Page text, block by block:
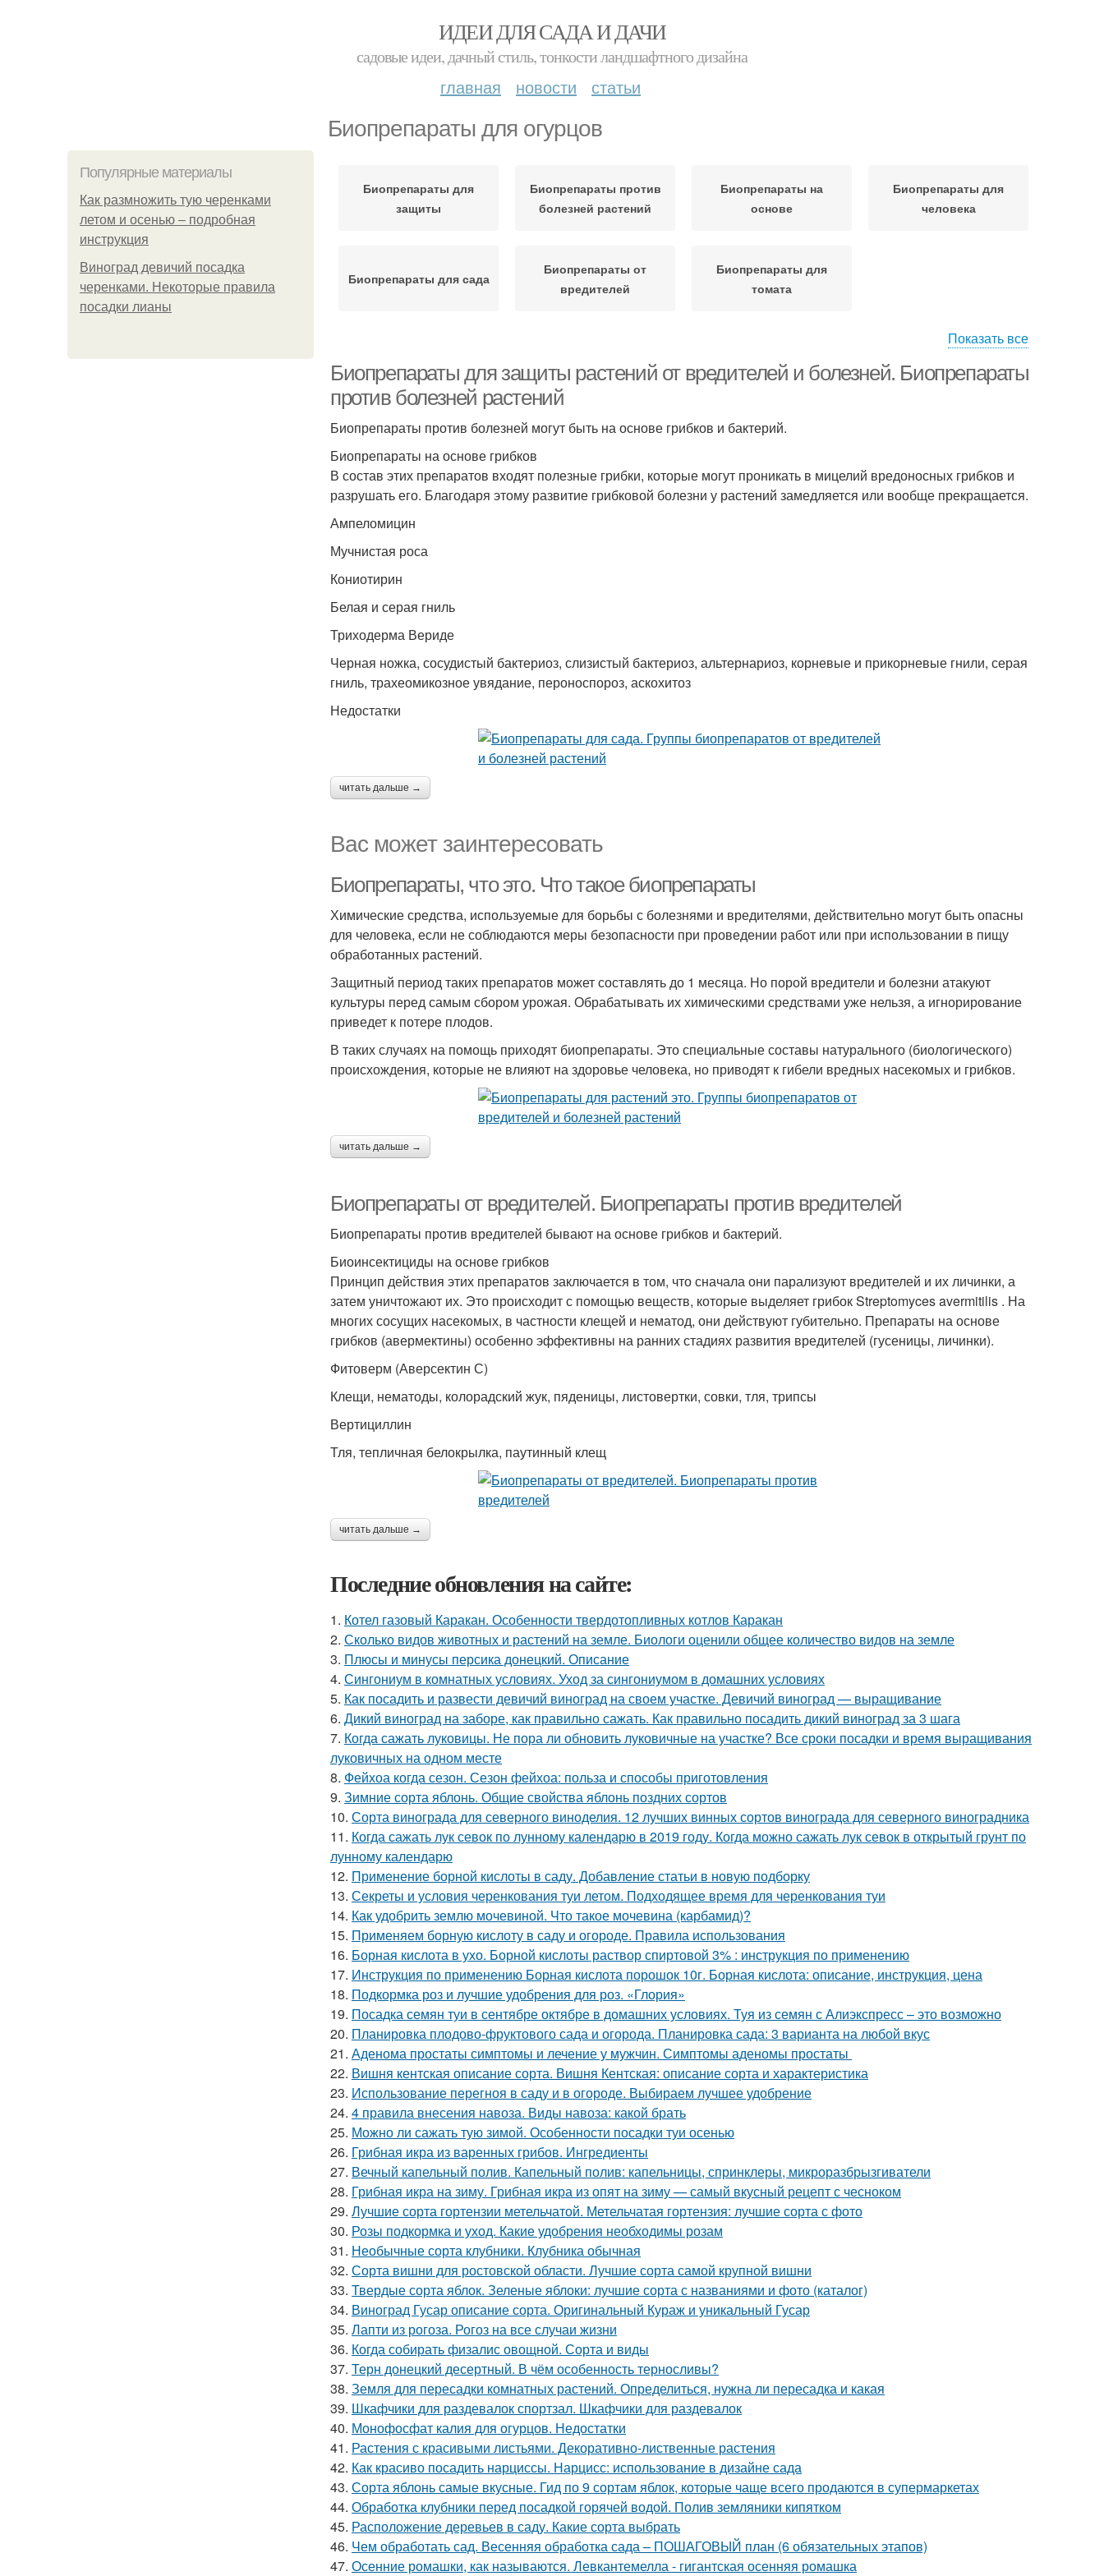
ИДЕИ ДЛЯ САДА И ДАЧИ
садовые идеи, дачный стиль, тонкости ландшафтного дизайна
главная новости статьи
Биопрепараты для огурцов
Популярные материалы
Как размножить тую черенками
летом и осенью – подробная
инструкция
Виноград девичий посадка
черенками. Некоторые правила
посадки лианы
Биопрепараты для
защиты
Биопрепараты против
болезней растений
Биопрепараты на
основе
Биопрепараты для
человека
Биопрепараты для сада
Биопрепараты от
вредителей
Биопрепараты для
томата
Показать все
Биопрепараты для защиты растений от вредителей и болезней. Биопрепараты
против болезней растений
Биопрепараты против болезней могут быть на основе грибков и бактерий.
Биопрепараты на основе грибков
В состав этих препаратов входят полезные грибки, которые могут проникать в мицелий вредоносных грибков и
разрушать его. Благодаря этому развитие грибковой болезни у растений замедляется или вообще прекращается.
Ампеломицин
Мучнистая роса
Кониотирин
Белая и серая гниль
Триходерма Вериде
Черная ножка, сосудистый бактериоз, слизистый бактериоз, альтернариоз, корневые и прикорневые гнили, серая
гниль, трахеомикозное увядание, пероноспороз, аскохитоз
Недостатки
читать дальше →
Вас может заинтересовать
Биопрепараты, что это. Что такое биопрепараты
Химические средства, используемые для борьбы с болезнями и вредителями, действительно могут быть опасны
для человека, если не соблюдаются меры безопасности при проведении работ или при использовании в пищу
обработанных растений.
Защитный период таких препаратов может составлять до 1 месяца. Но порой вредители и болезни атакуют
культуры перед самым сбором урожая. Обрабатывать их химическими средствами уже нельзя, а игнорирование
приведет к потере плодов.
В таких случаях на помощь приходят биопрепараты. Это специальные составы натурального (биологического)
происхождения, которые не влияют на здоровье человека, но приводят к гибели вредных насекомых и грибков.
читать дальше →
Биопрепараты от вредителей. Биопрепараты против вредителей
Биопрепараты против вредителей бывают на основе грибков и бактерий.
Биоинсектициды на основе грибков
Принцип действия этих препаратов заключается в том, что сначала они парализуют вредителей и их личинки, а
затем уничтожают их. Это происходит с помощью веществ, которые выделяет грибок Streptomyces avermitilis . На
многих сосущих насекомых, в частности клещей и нематод, они действуют губительно. Препараты на основе
грибков (авермектины) особенно эффективны на ранних стадиях развития вредителей (гусеницы, личинки).
Фитоверм (Аверсектин С)
Клещи, нематоды, колорадский жук, пяденицы, листовертки, совки, тля, трипсы
Вертициллин
Тля, тепличная белокрылка, паутинный клещ
читать дальше →
Последние обновления на сайте:
1. Котел газовый Каракан. Особенности твердотопливных котлов Каракан
2. Сколько видов животных и растений на земле. Биологи оценили общее количество видов на земле
3. Плюсы и минусы персика донецкий. Описание
4. Сингониум в комнатных условиях. Уход за сингониумом в домашних условиях
5. Как посадить и развести девичий виноград на своем участке. Девичий виноград — выращивание
6. Дикий виноград на заборе, как правильно сажать. Как правильно посадить дикий виноград за 3 шага
7. Когда сажать луковицы. Не пора ли обновить луковичные на участке? Все сроки посадки и время выращивания
луковичных на одном месте
8. Фейхоа когда сезон. Сезон фейхоа: польза и способы приготовления
9. Зимние сорта яблонь. Общие свойства яблонь поздних сортов
10. Сорта винограда для северного виноделия. 12 лучших винных сортов винограда для северного виноградника
11. Когда сажать лук севок по лунному календарю в 2019 году. Когда можно сажать лук севок в открытый грунт по
лунному календарю
12. Применение борной кислоты в саду. Добавление статьи в новую подборку
13. Секреты и условия черенкования туи летом. Подходящее время для черенкования туи
14. Как удобрить землю мочевиной. Что такое мочевина (карбамид)?
15. Применяем борную кислоту в саду и огороде. Правила использования
16. Борная кислота в ухо. Борной кислоты раствор спиртовой 3% : инструкция по применению
17. Инструкция по применению Борная кислота порошок 10г. Борная кислота: описание, инструкция, цена
18. Подкормка роз и лучшие удобрения для роз. «Глория»
19. Посадка семян туи в сентябре октябре в домашних условиях. Туя из семян с Алиэкспресс – это возможно
20. Планировка плодово-фруктового сада и огорода. Планировка сада: 3 варианта на любой вкус
21. Аденома простаты симптомы и лечение у мужчин. Симптомы аденомы простаты
22. Вишня кентская описание сорта. Вишня Кентская: описание сорта и характеристика
23. Использование перегноя в саду и в огороде. Выбираем лучшее удобрение
24. 4 правила внесения навоза. Виды навоза: какой брать
25. Можно ли сажать тую зимой. Особенности посадки туи осенью
26. Грибная икра из варенных грибов. Ингредиенты
27. Вечный капельный полив. Капельный полив: капельницы, спринклеры, микроразбрызгиватели
28. Грибная икра на зиму. Грибная икра из опят на зиму — самый вкусный рецепт с чесноком
29. Лучшие сорта гортензии метельчатой. Метельчатая гортензия: лучшие сорта с фото
30. Розы подкормка и уход. Какие удобрения необходимы розам
31. Необычные сорта клубники. Клубника обычная
32. Сорта вишни для ростовской области. Лучшие сорта самой крупной вишни
33. Твердые сорта яблок. Зеленые яблоки: лучшие сорта с названиями и фото (каталог)
34. Виноград Гусар описание сорта. Оригинальный Кураж и уникальный Гусар
35. Лапти из рогоза. Рогоз на все случаи жизни
36. Когда собирать физалис овощной. Сорта и виды
37. Терн донецкий десертный. В чём особенность терносливы?
38. Земля для пересадки комнатных растений. Определиться, нужна ли пересадка и какая
39. Шкафчики для раздевалок спортзал. Шкафчики для раздевалок
40. Монофосфат калия для огурцов. Недостатки
41. Растения с красивыми листьями. Декоративно-лиственные растения
42. Как красиво посадить нарциссы. Нарцисс: использование в дизайне сада
43. Сорта яблонь самые вкусные. Гид по 9 сортам яблок, которые чаще всего продаются в супермаркетах
44. Обработка клубники перед посадкой горячей водой. Полив земляники кипятком
45. Расположение деревьев в саду. Какие сорта выбрать
46. Чем обработать сад. Весенняя обработка сада – ПОШАГОВЫЙ план (6 обязательных этапов)
47. Осенние ромашки, как называются. Левкантемелла - гигантская осенняя ромашка